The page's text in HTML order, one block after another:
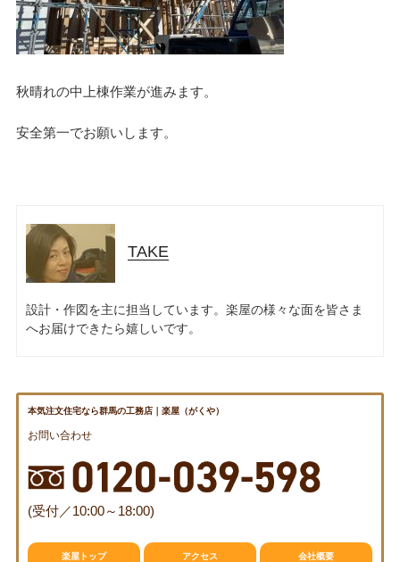
秋晴れの中上棟作業が進みます。
安全第一でお願いします。
TAKE
設計・作図を主に担当しています。楽屋の様々な面を皆さま
へお届けできたら嬉しいです。
本気注文住宅なら群馬の工務店｜楽屋（がくや）
お問い合わせ
(受付／10:00～18:00)
楽屋トップ アクセス 会社概要
未分類